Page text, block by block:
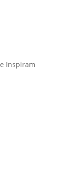
Inspiram